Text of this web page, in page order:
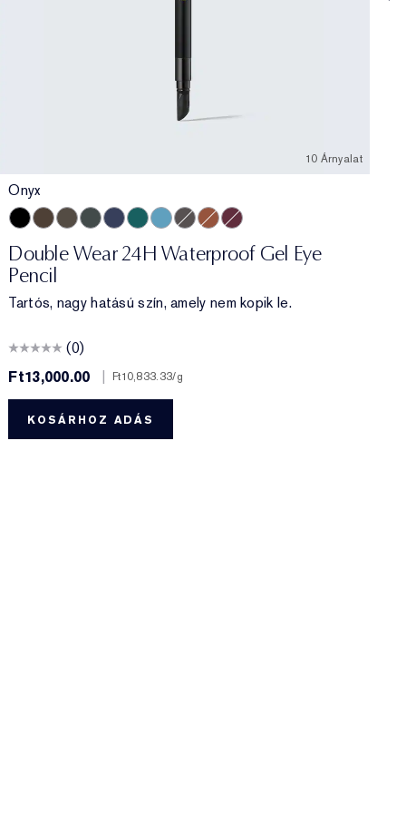
10 Árnyalat
Onyx
Double Wear 24H Waterproof Gel Eye
Pencil
Tartós, nagy hatású szín, amely nem kopik le.
(0)
Ft13,000.00
| Ft10,833.33/g
KOSÁRHOZ ADÁS